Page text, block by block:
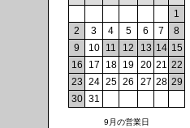
1
2
3 4 5 6 7
8
9
10 11 12 13 14 15
16
17 18 19 20 21 22
23 24 25 26 27 28 29
30 31
9月の営業日